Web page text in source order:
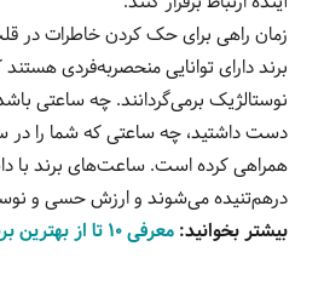
زمان راهی برای حک کردن خاطرات در
برند دارای توانایی منحصربه‌فردی
نوستالژیک برمی‌گردانند. چه ساعتی
دست داشتید، چه ساعتی که شما را در
همراهی کرده است. ساعت‌های برند با
درهم‌تنیده می‌شوند و ارزش حسی و
بیشتر بخوانید: معرفی ۱۰ تا از بهترین برند ساعت مچی اسپرت